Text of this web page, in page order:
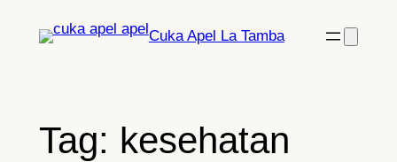
Cuka Apel La Tamba
Tag: kesehatan